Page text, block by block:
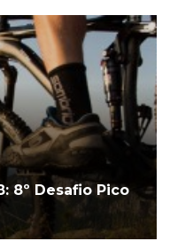
8º Desafio Pico